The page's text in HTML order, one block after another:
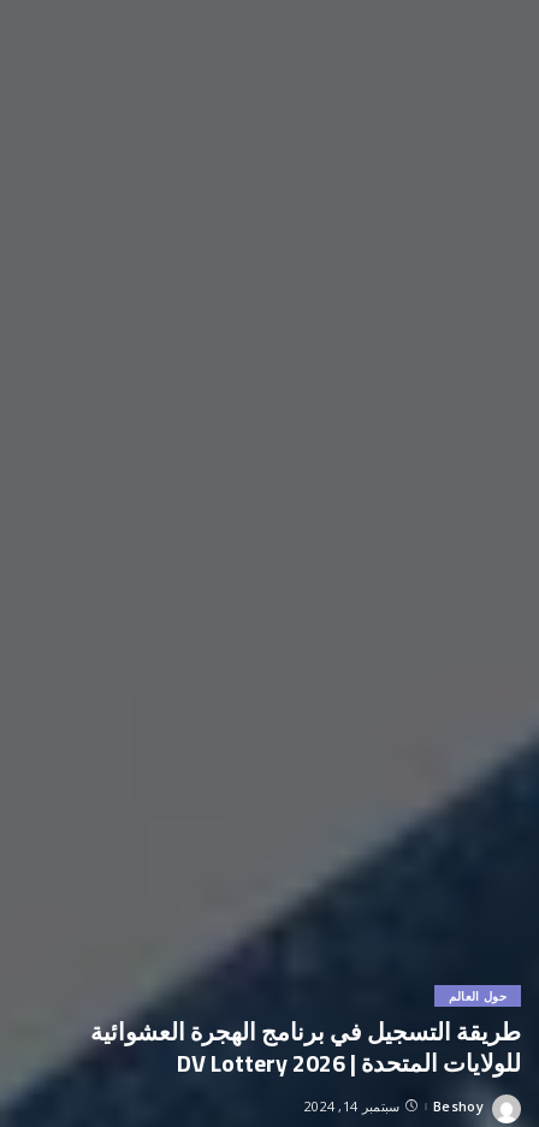
حول العالم
طريقة التسجيل في برنامج الهجرة العشوائية
للولايات المتحدة | DV Lottery 2026
Posted
Beshoy سبتمبر 14, 2024